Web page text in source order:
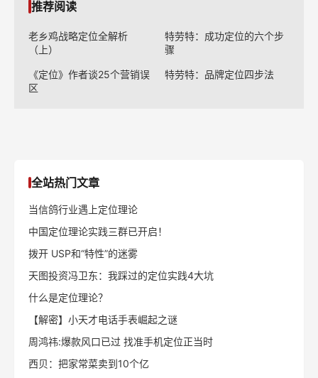
推荐阅读
老乡鸡战略定位全解析
（上）
特劳特：成功定位的六个步
骤
《定位》作者谈25个营销误
区
特劳特：品牌定位四步法
全站热门文章
当信鸽行业遇上定位理论
中国定位理论实践三群已开启！
拨开 USP和“特性”的迷雾
天图投资冯卫东：我踩过的定位实践4大坑
什么是定位理论？
【解密】小天才电话手表崛起之谜
周鸿祎:爆款风口已过 找准手机定位正当时
西贝：把家常菜卖到10个亿